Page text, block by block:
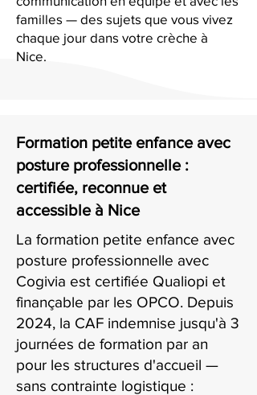
familles — des sujets que vous vivez
chaque jour dans votre crèche à
Nice.
Formation petite enfance avec
posture professionnelle :
certifiée, reconnue et
accessible à Nice
La formation petite enfance avec
posture professionnelle avec
Cogivia est certifiée Qualiopi et
finançable par les OPCO. Depuis
2024, la CAF indemnise jusqu'à 3
journées de formation par an
pour les structures d'accueil —
sans contrainte logistique :